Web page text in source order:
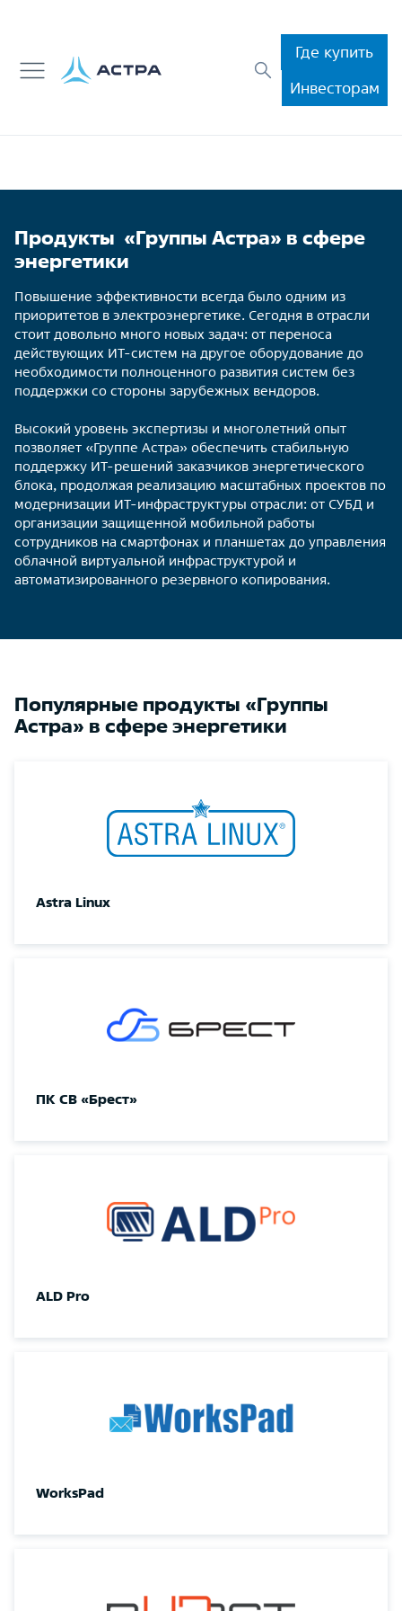
Где купить
Инвесторам
Продукты «Группы Астра» в сфере
энергетики
Повышение эффективности всегда было одним из
приоритетов в электроэнергетике. Сегодня в отрасли
стоит довольно много новых задач: от переноса
действующих ИТ-систем на другое оборудование до
необходимости полноценного развития систем без
поддержки со стороны зарубежных вендоров.
Высокий уровень экспертизы и многолетний опыт
позволяет «Группе Астра» обеспечить стабильную
поддержку ИТ-решений заказчиков энергетического
блока, продолжая реализацию масштабных проектов по
модернизации ИТ-инфраструктуры отрасли: от СУБД и
организации защищенной мобильной работы
сотрудников на смартфонах и планшетах до управления
облачной виртуальной инфраструктурой и
автоматизированного резервного копирования.
Популярные продукты «Группы
Астра» в сфере энергетики
Astra Linux
ПК СВ «Брест»
ALD Pro
WorksPad